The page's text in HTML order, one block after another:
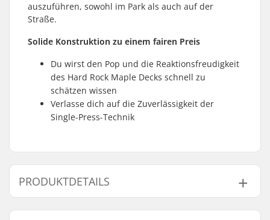
auszuführen, sowohl im Park als auch auf der
Straße.
Solide Konstruktion zu einem fairen Preis
Du wirst den Pop und die Reaktionsfreudigkeit
des Hard Rock Maple Decks schnell zu
schätzen wissen
Verlasse dich auf die Zuverlässigkeit der
Single-Press-Technik
PRODUKTDETAILS
Deckbreite:
8.85" (22.5cm)